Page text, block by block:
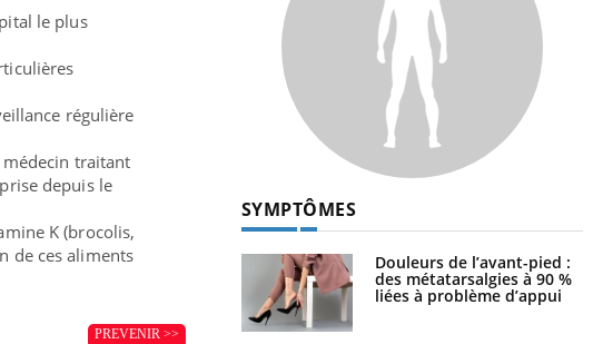
le plus
régulière
médecin traitant
depuis le
K (brocolis,
de ces aliments
PREVENIR >>
SYMPTÔMES
Douleurs de l’avant-pied :
des métatarsalgies à 90 %
liées à problème d’appui